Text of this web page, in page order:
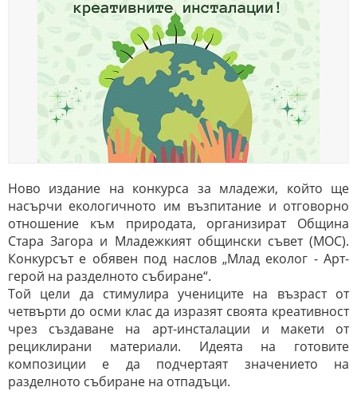
Ново издание на конкурса за младежи, който ще
насърчи екологичното им възпитание и отговорно
отношение към природата, организират Община
Стара Загора и Младежкият общински съвет (МОС).
Конкурсът е обявен под наслов „Млад еколог - Арт-
герой на разделното събиране“.
Той цели да стимулира учениците на възраст от
четвърти до осми клас да изразят своята креативност
чрез създаване на арт-инсталации и макети от
рециклирани материали. Идеята на готовите
композиции е да подчертаят значението на
разделното събиране на отпадъци.